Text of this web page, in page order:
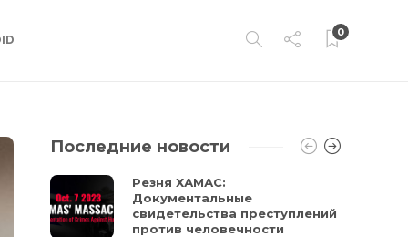
0
Последние новости
Резня ХАМАС:
Документальные
свидетельства преступлений
против человечности